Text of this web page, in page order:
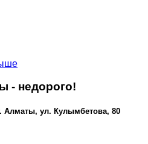
- недорого!
Алматы, ул. Кулымбетова, 80